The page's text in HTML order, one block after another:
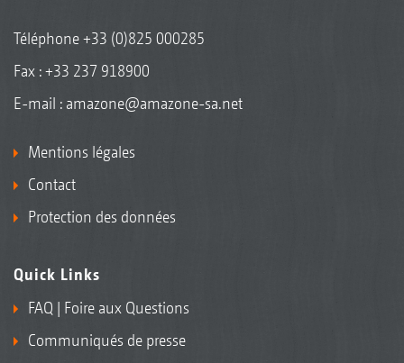
Téléphone+33 (0)825 000285
Fax : +33 237 918900
E-mail : amazone@amazone-sa.net
Mentions légales
Contact
Protection des données
Quick Links
FAQ | Foire aux Questions
Communiqués de presse